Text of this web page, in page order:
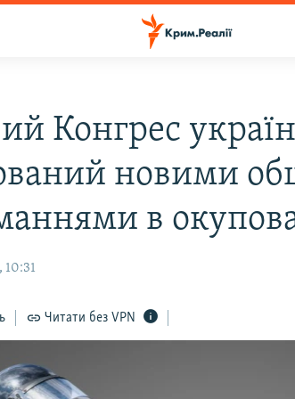
Конгрес
новими
в
Читати без VPN